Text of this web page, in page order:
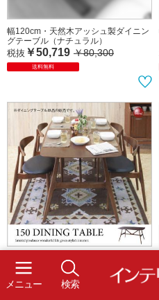
メニュー 検索
幅120cm・天然木アッシュ製ダイニン
グテーブル（ナチュラル）
税抜￥50,719 ￥80,300
送料無料